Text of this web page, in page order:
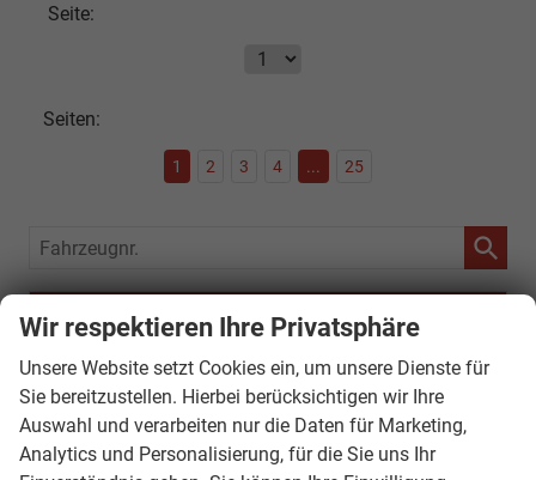
Seite:
Seiten:
1 2 3 4 ... 25
Fahrzeugnr.
SOFORT VERFÜGBAR
Audi
Bentley
Citroën
Wir respektieren Ihre Privatsphäre
Unsere Website setzt Cookies ein, um unsere Dienste für
Sie bereitzustellen. Hierbei berücksichtigen wir Ihre
Auswahl und verarbeiten nur die Daten für Marketing,
Analytics und Personalisierung, für die Sie uns Ihr